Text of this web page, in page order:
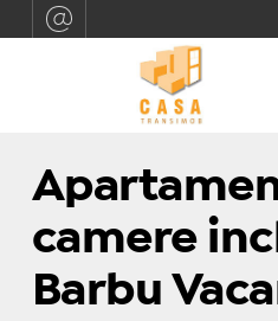
camere
Barbu